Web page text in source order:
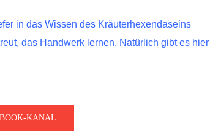
in das Wissen des Kräuterhexendaseins
das Handwerk lernen. Natürlich gibt es hier
KANAL